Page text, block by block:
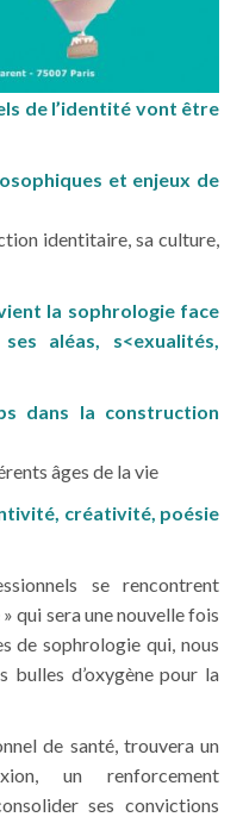
de l’identité vont être
et enjeux de
identitaire, sa culture,
la sophrologie face
aléas, s<exualités,
dans la construction
âges de la vie
créativité, poésie
se rencontrent
qui sera une nouvelle fois
de sophrologie qui, nous
bulles d’oxygène pour la
de santé, trouvera un
un renforcement
ses convictions